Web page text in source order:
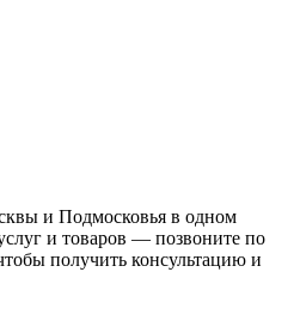
и Подмосковья в одном
и товаров — позвоните по
получить консультацию и